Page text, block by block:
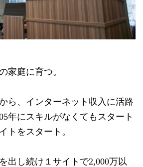
家庭に育つ。
ら、インターネット収入に活路
年にスキルがなくてもスタート
トをス タート。
出し続け１サイトで2,000万以